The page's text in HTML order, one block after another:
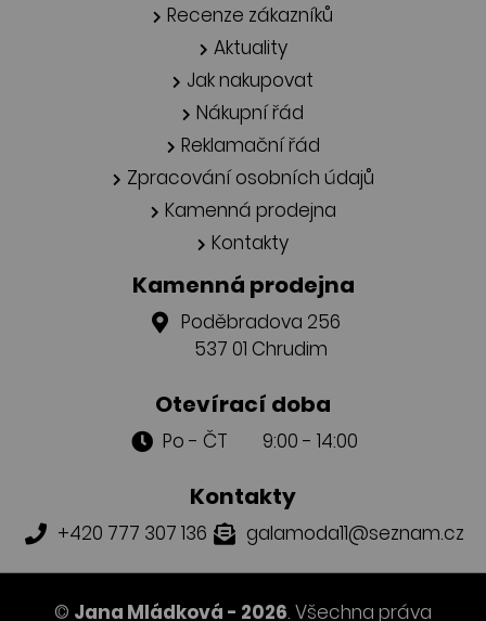
Recenze zákazníků
Aktuality
Jak nakupovat
Nákupní řád
Reklamační řád
Zpracování osobních údajů
Kamenná prodejna
Kontakty
Kamenná prodejna
Poděbradova 256
537 01 Chrudim
Otevírací doba
Po - ČT 9:00 - 14:00
Kontakty
+420 777 307 136 galamoda11@seznam.cz
© Jana Mládková - 2026. Všechna práva